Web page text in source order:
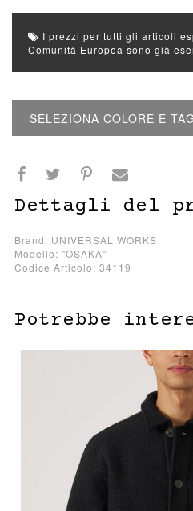
I prezzi per tutti gli articoli
Comunità Europea sono già
SELEZIONA COLORE E
Dettagli del
Brand: UNIVERSAL WORKS
Modello: "OSAKA"
Codice Articolo: 34119
Potrebbe